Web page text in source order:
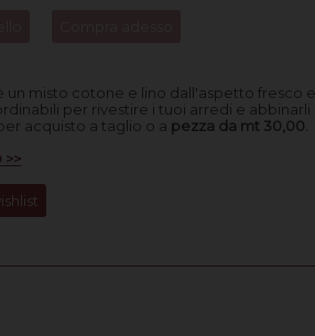
un misto cotone e lino dall'aspetto fresco
per rivestire i tuoi arredi e
acquisto a taglio o a pezza da mt 30,00.
>>